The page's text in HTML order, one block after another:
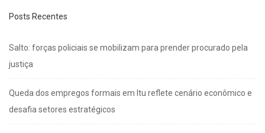
Posts Recentes
Salto: forças policiais se mobilizam para prender procurado pela
justiça
Queda dos empregos formais em Itu reflete cenário econômico e
desafia setores estratégicos